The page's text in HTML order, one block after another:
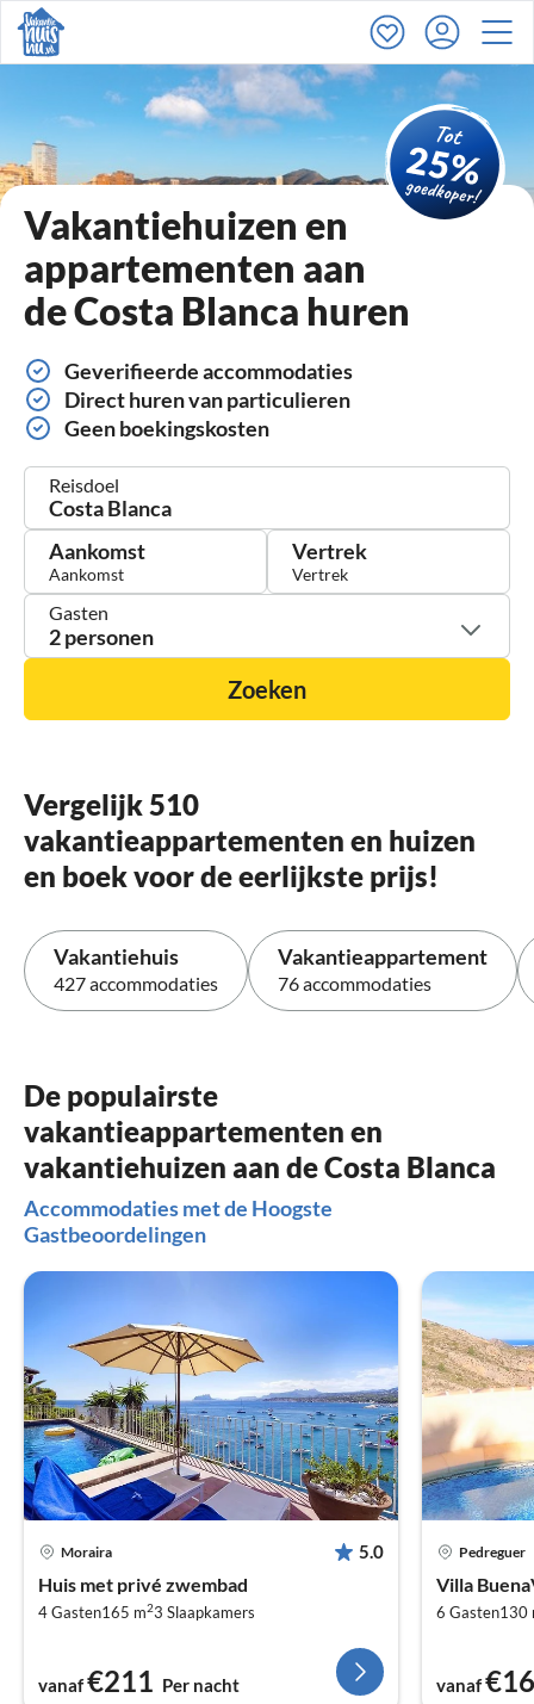
Vakantiehuizen en
appartementen aan
de Costa Blanca huren
Geverifieerde accommodaties
Direct huren van particulieren
Geen boekingskosten
Reisdoel
Aankomst Vertrek
Gasten
2 personen
Zoeken
Vergelijk 510
vakantieappartementen en huizen
en boek voor de eerlijkste prijs!
Vakantiehuis
427 accommodaties
Vakantieappartement
76 accommodaties
De populairste
vakantieappartementen en
vakantiehuizen aan de Costa Blanca
Accommodaties met de Hoogste
Gastbeoordelingen
Moraira 5.0
Huis met privé zwembad
4 Gasten165 m23 Slaapkamers
vanaf€211 Per nacht
Pedreguer
Villa
6 Gasten130
vanaf